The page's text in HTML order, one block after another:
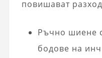
повишават
Ръчно шиене
бодове на инч